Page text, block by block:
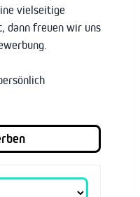
vielseitige
dann freuen wir uns